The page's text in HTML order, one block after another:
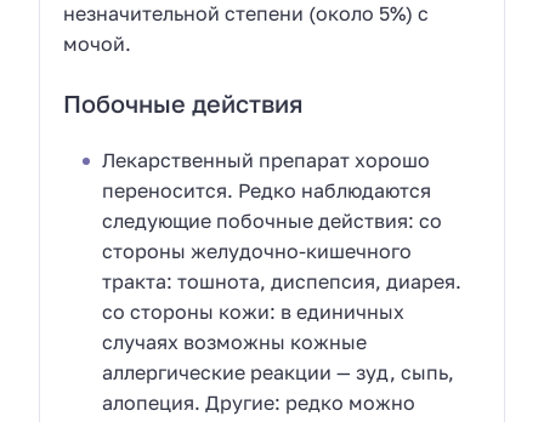
незначительной степени (около 5%) с
мочой.
Побочные действия
Лекарственный препарат хорошо
переносится. Редко наблюдаются
следующие побочные действия: со
стороны желудочно-кишечного
тракта: тошнота, диспепсия, диарея.
со стороны кожи: в единичных
случаях возможны кожные
аллергические реакции — зуд, сыпь,
алопеция. Другие: редко можно